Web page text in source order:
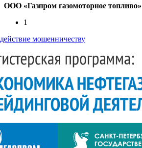
ООО «Газпром газомоторное топливо»
1
мошенничеству